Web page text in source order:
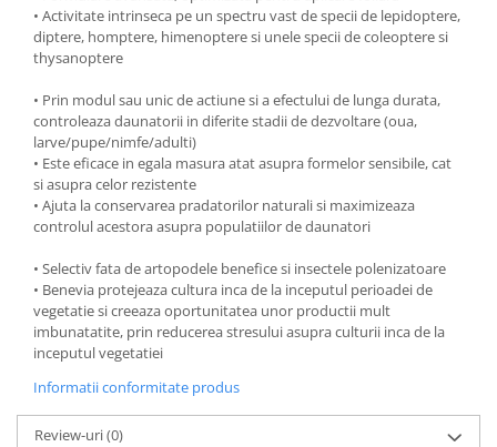
• Activitate intrinseca pe un spectru vast de specii de lepidoptere,
diptere, homptere, himenoptere si unele specii de coleoptere si
thysanoptere
• Prin modul sau unic de actiune si a efectului de lunga durata,
controleaza daunatorii in diferite stadii de dezvoltare (oua,
larve/pupe/nimfe/adulti)
• Este eficace in egala masura atat asupra formelor sensibile, cat
si asupra celor rezistente
• Ajuta la conservarea pradatorilor naturali si maximizeaza
controlul acestora asupra populatiilor de daunatori
• Selectiv fata de artopodele benefice si insectele polenizatoare
• Benevia protejeaza cultura inca de la inceputul perioadei de
vegetatie si creeaza oportunitatea unor productii mult
imbunatatite, prin reducerea stresului asupra culturii inca de la
inceputul vegetatiei
Informatii conformitate produs
Review-uri(0)